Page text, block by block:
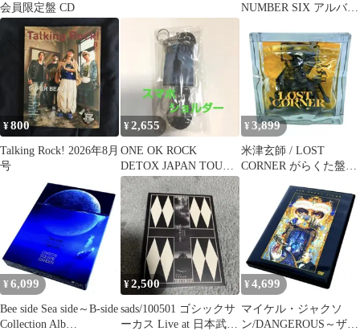
会員限定盤 CD
NUMBER SIX アルバム
¥800
Talking Rock! 2026年8月
号
¥2,655
ONE OK ROCK
DETOX JAPAN TOUR
2025 購入特典 2
¥ 3,899
米津玄師 / LOST
CORNER がらくた盤
¥ 6,099
Bee side Sea side～B-side
Collection Alb…
¥2,500
sads/100501 ゴシックサ
ーカス Live at 日本武道
¥ 4,699
マイケル・ジャクソ
ン/DANGEROUS～ザ・